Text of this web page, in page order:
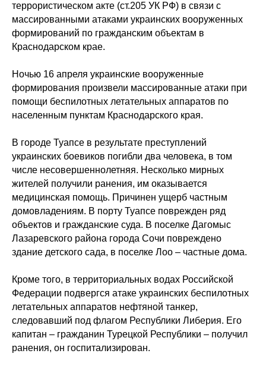
террористическом акте (ст.205 УК РФ) в связи с
массированными атаками украинских вооруженных
формирований по гражданским объектам в
Краснодарском крае.
Ночью 16 апреля украинские вооруженные
формирования произвели массированные атаки при
помощи беспилотных летательных аппаратов по
населенным пунктам Краснодарского края.
В городе Туапсе в результате преступлений
украинских боевиков погибли два человека, в том
числе несовершеннолетняя. Несколько мирных
жителей получили ранения, им оказывается
медицинская помощь. Причинен ущерб частным
домовладениям. В порту Туапсе поврежден ряд
объектов и гражданские суда. В поселке Дагомыс
Лазаревского района города Сочи повреждено
здание детского сада, в поселке Лоо – частные дома.
Кроме того, в территориальных водах Российской
Федерации подвергся атаке украинских беспилотных
летательных аппаратов нефтяной танкер,
следовавший под флагом Республики Либерия. Его
капитан – гражданин Турецкой Республики – получил
ранения, он госпитализирован.